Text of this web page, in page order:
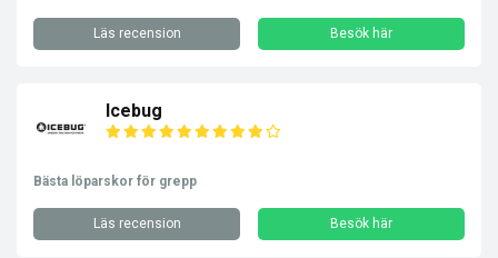
Läs recension Besök här
Icebug
Bästa löparskor för grepp
Läs recension Besök här